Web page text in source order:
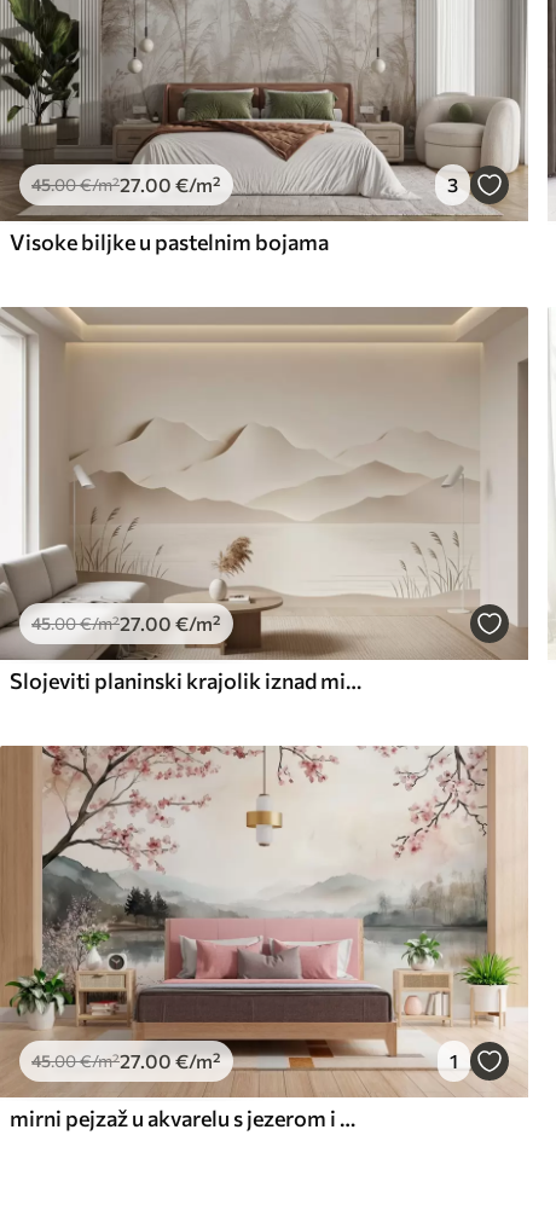
45.00€/m²27.00 €/m² 3
Visoke biljke u pastelnim bojama
45.00€/m²27.00 €/m²
Slojeviti planinski krajolik iznad mirnog jezera u toploj bež paleti
45.00€/m²27.00 €/m² 1
mirni pejzaž u akvarelu s jezerom i stablom u cvatu